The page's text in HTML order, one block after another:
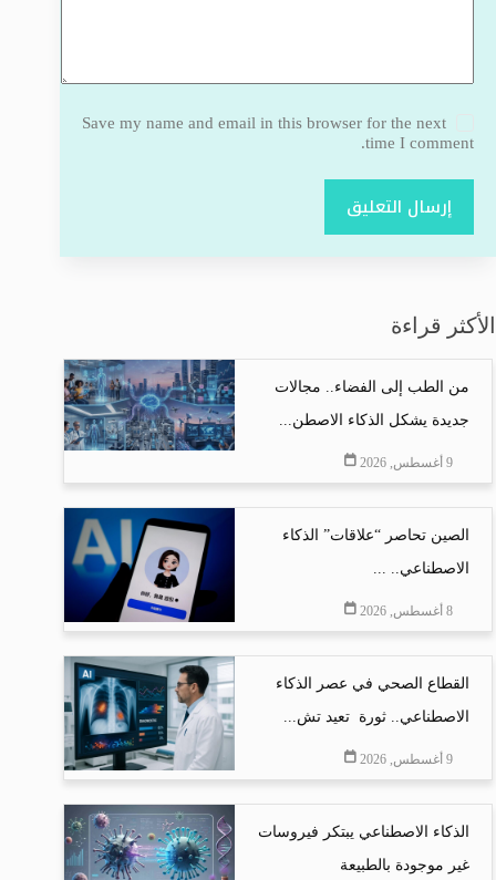
Save my name and email in this browser for the next
time I comment.
إرسال التعليق
الأكثر قراءة
من الطب إلى الفضاء.. مجالات
جديدة يشكل الذكاء الاصطن...
9 أغسطس, 2026
الصين تحاصر “علاقات” الذكاء
الاصطناعي.. ...
8 أغسطس, 2026
القطاع الصحي في عصر الذكاء
الاصطناعي.. ثورة تعيد تش...
9 أغسطس, 2026
الذكاء الاصطناعي يبتكر فيروسات
غير موجودة بالطبيعة